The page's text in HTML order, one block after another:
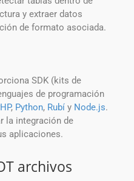
y extraer datos
de formato asociada.
SDK (kits de
de programación
, Python, Rubí y Node.js.
la integración de
aplicaciones.
archivos